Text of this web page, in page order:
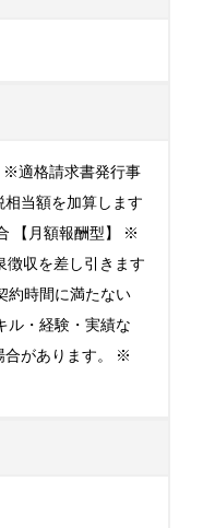
※適格請求書発行事
当額を加算します
【月額報酬型】 ※
徴収を差し引きます
時間に満たない
ル・経験・実績な
合があります。 ※